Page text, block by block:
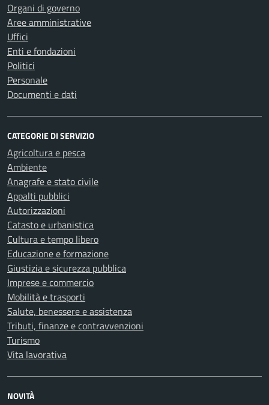
Organi di governo
Aree amministrative
Uffici
Enti e fondazioni
Politici
Personale
Documenti e dati
CATEGORIE DI SERVIZIO
Agricoltura e pesca
Ambiente
Anagrafe e stato civile
Appalti pubblici
Autorizzazioni
Catasto e urbanistica
Cultura e tempo libero
Educazione e formazione
Giustizia e sicurezza pubblica
Imprese e commercio
Mobilità e trasporti
Salute, benessere e assistenza
Tributi, finanze e contravvenzioni
Turismo
Vita lavorativa
NOVITÀ